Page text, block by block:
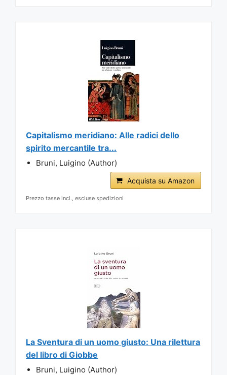
Capitalismo meridiano: Alle radici dello
spirito mercantile tra...
Bruni, Luigino (Author)
Acquista su Amazon
Prezzo tasse incl., escluse spedizioni
La Sventura di un uomo giusto: Una rilettura
del libro di Giobbe
Bruni, Luigino (Author)